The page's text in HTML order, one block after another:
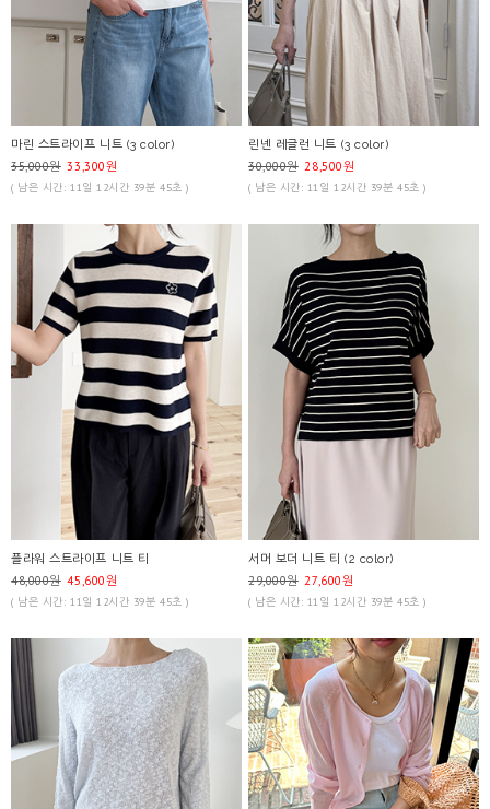
마린 스트라이프 니트 (3 color)
35,000원 33,300원
( 남은 시간: 11일 12시간 39분 45초 )
린넨 레글런 니트 (3 color)
30,000원 28,500원
( 남은 시간: 11일 12시간 39분 45초 )
플라워 스트라이프 니트 티
48,000원 45,600원
( 남은 시간: 11일 12시간 39분 45초 )
서머 보더 니트 티 (2 color)
29,000원 27,600원
( 남은 시간: 11일 12시간 39분 45초 )